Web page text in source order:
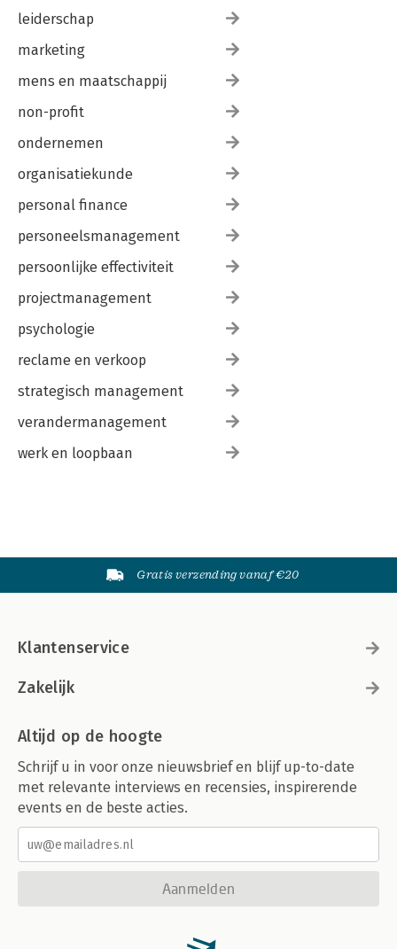
leiderschap
marketing
mens en maatschappij
non-profit
ondernemen
organisatiekunde
personal finance
personeelsmanagement
persoonlijke effectiviteit
projectmanagement
psychologie
reclame en verkoop
strategisch management
verandermanagement
werk en loopbaan
Gratis verzending vanaf €20
Klantenservice
Zakelijk
Altijd op de hoogte
Schrijf u in voor onze nieuwsbrief en blijf up-to-date
met relevante interviews en recensies, inspirerende
events en de beste acties.
Aanmelden